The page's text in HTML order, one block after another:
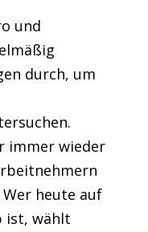
und
durch, um
immer wieder
heute auf
ist, wählt